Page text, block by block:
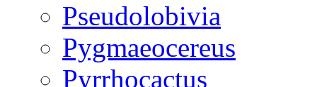
Pseudolobivia
Pygmaeocereus
Pyrrhocactus